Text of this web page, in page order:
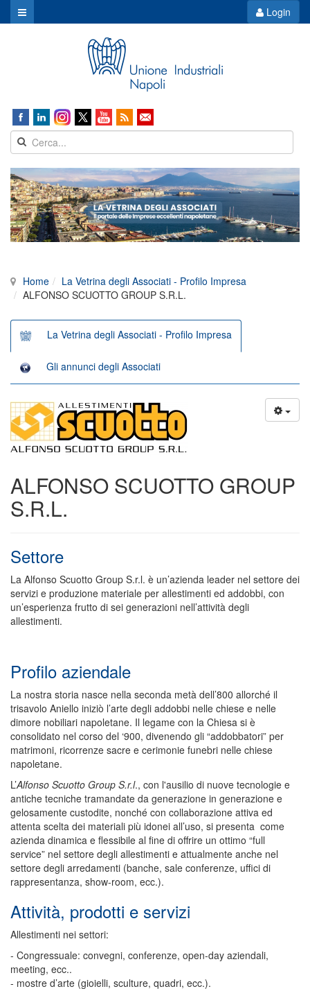
Login
Home
La Vetrina degli Associati - Profilo Impresa
ALFONSO SCUOTTO GROUP S.R.L.
La Vetrina degli Associati - Profilo Impresa
Gli annunci degli Associati
ALFONSO SCUOTTO GROUP
S.R.L.
Settore
La Alfonso Scuotto Group S.r.l. è un’azienda leader nel settore dei
servizi e produzione materiale per allestimenti ed addobbi, con
un’esperienza frutto di sei generazioni nell’attività degli
allestimenti.
Profilo aziendale
La nostra storia nasce nella seconda metà dell’800 allorché il
trisavolo Aniello iniziò l’arte degli addobbi nelle chiese e nelle
dimore nobiliari napoletane. Il legame con la Chiesa si è
consolidato nel corso del ‘900, divenendo gli “addobbatori” per
matrimoni, ricorrenze sacre e cerimonie funebri nelle chiese
napoletane.
L’Alfonso Scuotto Group S.r.l., con l'ausilio di nuove tecnologie e
antiche tecniche tramandate da generazione in generazione e
gelosamente custodite, nonché con collaborazione attiva ed
attenta scelta dei materiali più idonei all’uso, si presenta come
azienda dinamica e flessibile al fine di offrire un ottimo “full
service” nel settore degli allestimenti e attualmente anche nel
settore degli arredamenti (banche, sale conferenze, uffici di
rappresentanza, show-room, ecc.).
Attività, prodotti e servizi
Allestimenti nei settori:
- Congressuale: convegni, conferenze, open-day aziendali,
meeting, ecc..
- mostre d’arte (gioielli, sculture, quadri, ecc.).